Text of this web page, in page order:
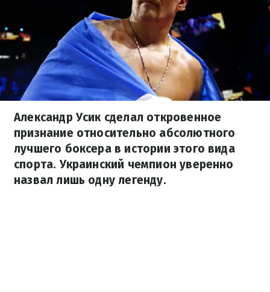
Александр Усик сделал откровенное
признание относительно абсолютного
лучшего боксера в истории этого вида
спорта. Украинский чемпион уверенно
назвал лишь одну легенду.